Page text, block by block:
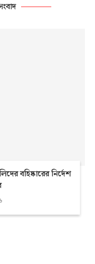
বহিষ্কারের নির্দেশ